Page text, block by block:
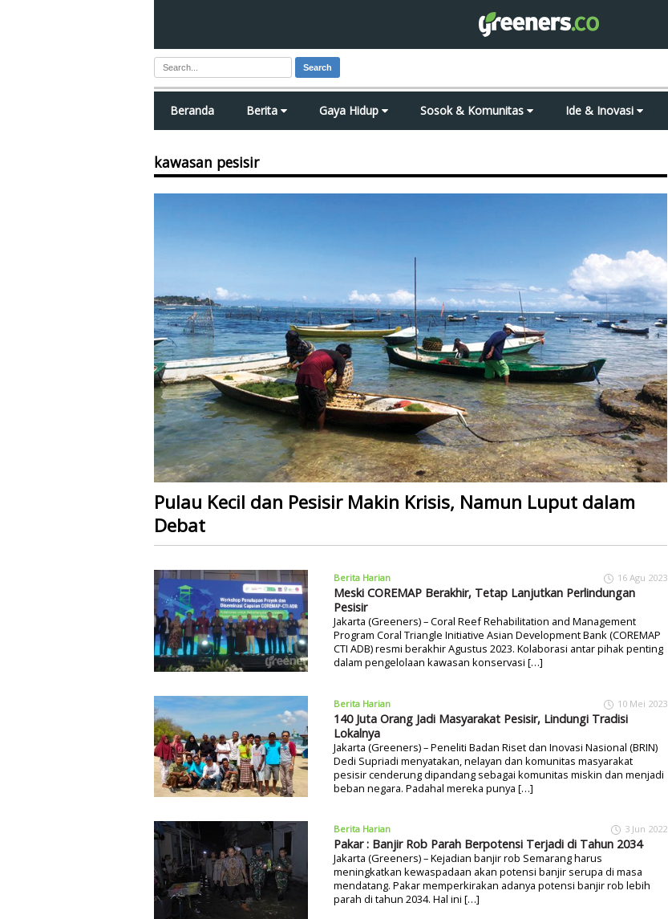
Search
Beranda Berita Gaya Hidup Sosok & Komunitas Ide & Inovasi
kawasan pesisir
Pulau Kecil dan Pesisir Makin Krisis, Namun Luput dalam
Debat
Berita Harian 16 Agu 2023
Meski COREMAP Berakhir, Tetap Lanjutkan Perlindungan
Pesisir
Jakarta (Greeners) – Coral Reef Rehabilitation and Management
Program Coral Triangle Initiative Asian Development Bank (COREMAP
CTI ADB) resmi berakhir Agustus 2023. Kolaborasi antar pihak penting
dalam pengelolaan kawasan konservasi […]
Berita Harian 10 Mei 2023
140 Juta Orang Jadi Masyarakat Pesisir, Lindungi Tradisi
Lokalnya
Jakarta (Greeners) – Peneliti Badan Riset dan Inovasi Nasional (BRIN)
Dedi Supriadi menyatakan, nelayan dan komunitas masyarakat
pesisir cenderung dipandang sebagai komunitas miskin dan menjadi
beban negara. Padahal mereka punya […]
Berita Harian 3 Jun 2022
Pakar : Banjir Rob Parah Berpotensi Terjadi di Tahun 2034
Jakarta (Greeners) – Kejadian banjir rob Semarang harus
meningkatkan kewaspadaan akan potensi banjir serupa di masa
mendatang. Pakar memperkirakan adanya potensi banjir rob lebih
parah di tahun 2034. Hal ini […]